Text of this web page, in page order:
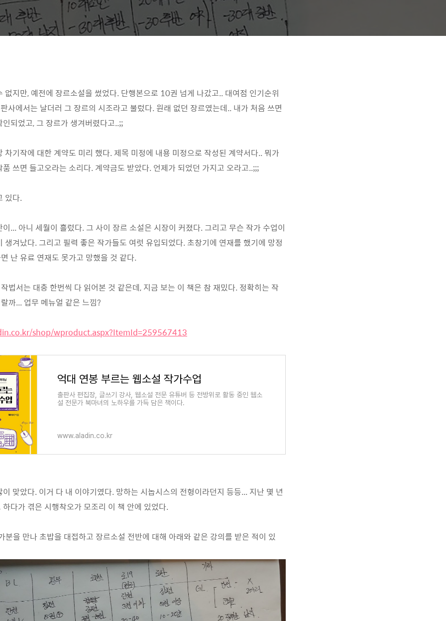
없지만, 예전에 장르소설을 썼었다. 단행본으로 10권 넘게 나갔고.. 대여점 인기순위
사에서는 날더러 그 장르의 시조라고 불렀다. 원래 없던 장르였는데.. 내가 처음 쓰면
되었고, 그 장르가 생겨버렸다고..;;
차기작에 대한 계약도 미리 했다. 제목 미정에 내용 미정으로 작성된 계약서다.. 뭐가
쓰면 들고오라는 소리다. 계약금도 받았다. 언제가 되었던 가지고 오라고..;;;
있다.
... 아니 세월이 흘렀다. 그 사이 장르 소설은 시장이 커졌다. 그리고 무슨 작가 수업이
생겨났다. 그리고 필력 좋은 작가들도 여럿 유입되었다. 초창기에 연재를 했기에 망정
난 유료 연재도 못가고 망했을 것 같다.
법서는 대충 한번씩 다 읽어본 것 같은데, 지금 보는 이 책은 참 재밌다. 정확히는 작
까... 업무 메뉴얼 같은 느낌?
shop/wproduct.aspx?ItemId=259567413
억대 연봉 부르는 웹소설 작가수업
출판사 편집장, 글쓰기 강사, 웹소설 전문 유튜버 등 전방위로 활동 중인 웹소
설 전문가 북마녀의 노하우를 가득 담은 책이다.
www.aladin.co.kr
맞았다. 이거 다 내 이야기였다. 망하는 시놉시스의 전형이라던지 등등... 지난 몇 년
다가 겪은 시행착오가 모조리 이 책 안에 있었다.
분을 만나 초밥을 대접하고 장르소설 전반에 대해 아래와 같은 강의를 받은 적이 있